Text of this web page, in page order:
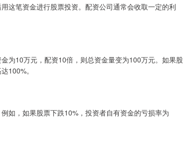
这笔资金进行股票投资。配资公司通常会收取一定的利
为10万元，配资10倍，则总资金量变为100万元。如果股
100%。
如，如果股票下跌10%，投资者自有资金的亏损率为